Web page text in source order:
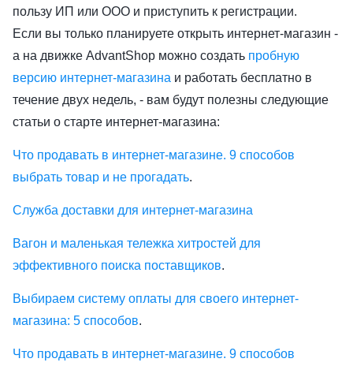
пользу ИП или ООО и приступить к регистрации.
Если вы только планируете открыть интернет-магазин -
а на движке AdvantShop можно создать пробную
версию интернет-магазина и работать бесплатно в
течение двух недель, - вам будут полезны следующие
статьи о старте интернет-магазина:
Что продавать в интернет-магазине. 9 способов
выбрать товар и не прогадать.
Служба доставки для интернет-магазина
Вагон и маленькая тележка хитростей для
эффективного поиска поставщиков.
Выбираем систему оплаты для своего интернет-
магазина: 5 способов.
Что продавать в интернет-магазине. 9 способов